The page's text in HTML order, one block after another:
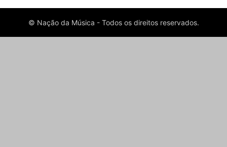
© Nação da Música - Todos os direitos reservados.